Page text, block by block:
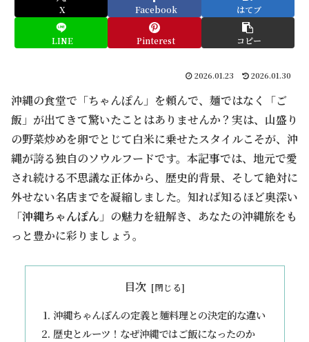
X Facebook はてブ
LINE Pinterest コピー
2026.01.23 2026.01.30
沖縄の食堂で「ちゃんぽん」を頼んで、麺ではなく「ご
飯」が出てきて驚いたことはありませんか？実は、山盛り
の野菜炒めを卵でとじて白米に乗せたスタイルこそが、沖
縄が誇る独自のソウルフードです。本記事では、地元で愛
され続ける不思議な正体から、歴史的背景、そして絶対に
外せない名店までを凝縮しました。知れば知るほど奥深い
「沖縄ちゃんぽん 」の魅力を紐解き、あなたの沖縄旅をも
っと豊かに彩りましょう。
目次
沖縄ちゃんぽんの定義と麺料理との決定的な違い
歴史とルーツ！なぜ沖縄ではご飯になったのか